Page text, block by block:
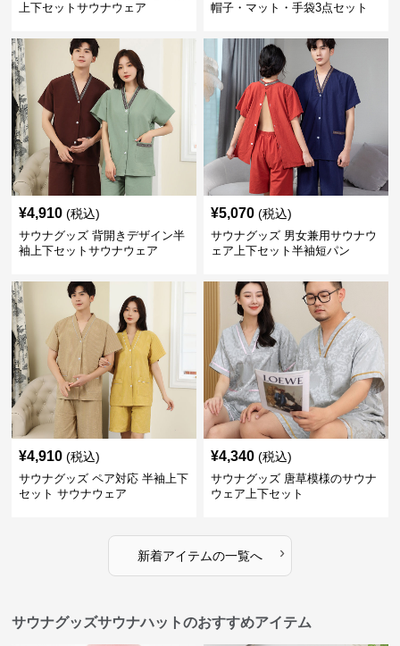
上下セットサウナウェア
帽子・マット・手袋3点セット
¥4,910 (税込)
サウナグッズ 背開きデザイン半
袖上下セットサウナウェア
¥5,070 (税込)
サウナグッズ 男女兼用サウナウ
ェア上下セット半袖短パン
¥4,910 (税込)
サウナグッズ ペア対応 半袖上下
セット サウナウェア
¥4,340 (税込)
サウナグッズ 唐草模様のサウナ
ウェア上下セット
新着アイテムの一覧へ ›
サウナグッズサウナハットのおすすめアイテム